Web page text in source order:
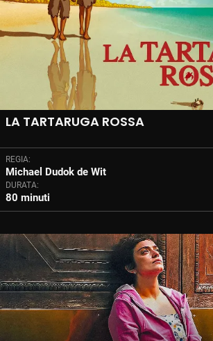
LA TARTARUGA ROSSA
REGIA:
Michael Dudok de Wit
DURATA:
80 minuti